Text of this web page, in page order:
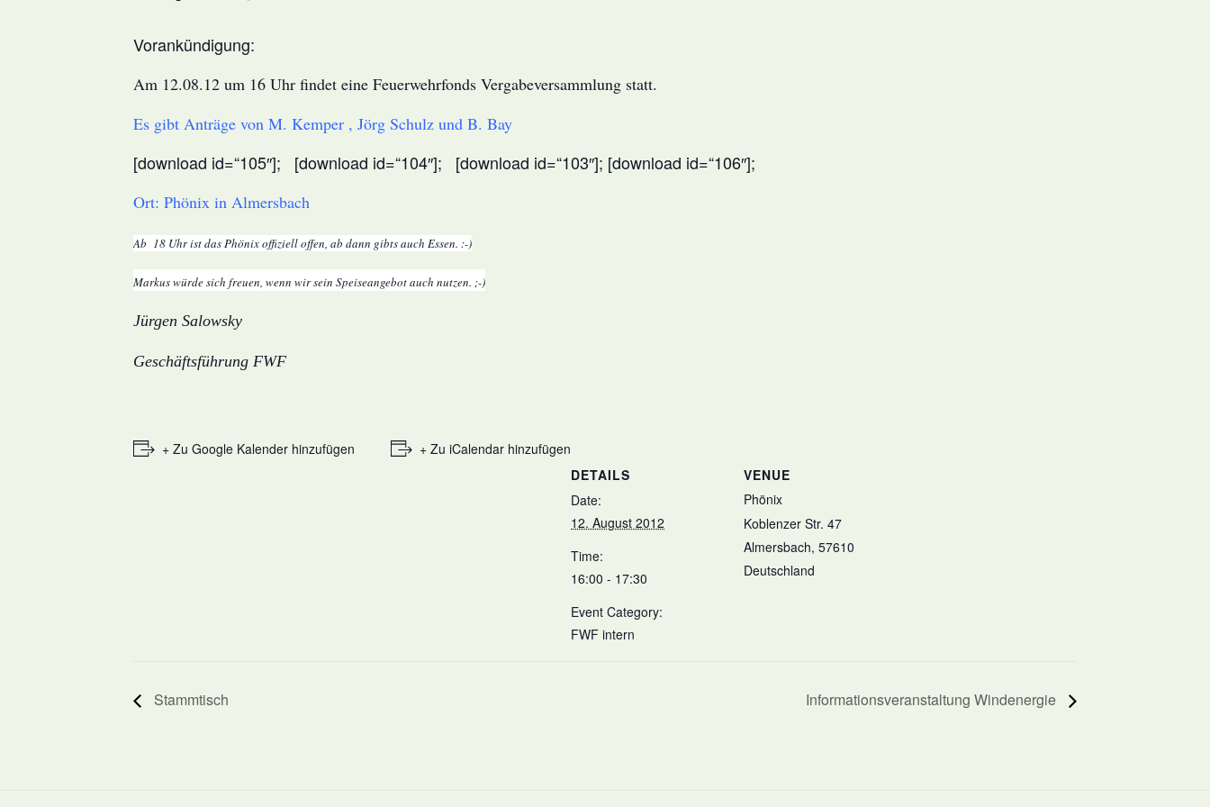
Vorankündigung:
Am 12.08.12 um 16 Uhr findet eine Feuerwehrfonds Vergabeversammlung statt.
Es gibt Anträge von M. Kemper , Jörg Schulz und B. Bay
[download id=“105″]; [download id=“104″]; [download id=“103″]; [download id=“106″];
Ort: Phönix in Almersbach
Ab 18 Uhr ist das Phönix offiziell offen, ab dann gibts auch Essen. :-)
Markus würde sich freuen, wenn wir sein Speiseangebot auch nutzen. ;-)
Jürgen Salowsky
Geschäftsführung FWF
+ Zu Google Kalender hinzufügen
+ Zu iCalendar hinzufügen
DETAILS
Date:
12. August 2012
Time:
16:00 - 17:30
Event Category:
FWF intern
VENUE
Phönix
Koblenzer Str. 47
Almersbach, 57610
Deutschland
Stammtisch Informationsveranstaltung Windenergie